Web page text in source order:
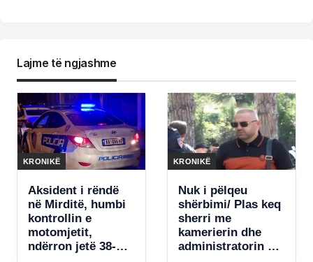
Lajme të ngjashme
KRONIKË
Aksident i rëndë
në Mirditë, humbi
kontrollin e
motomjetit,
ndërron jetë 38-
KRONIKË
Nuk i pëlqeu
shërbimi/ Plas keq
sherri me
kamerierin dhe
administratorin e